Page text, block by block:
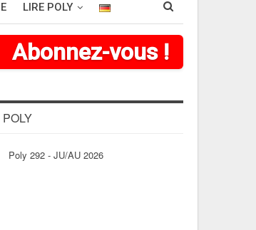
LIRE POLY
Abonnez-vous !
Poly 292 - JU/AU 2026